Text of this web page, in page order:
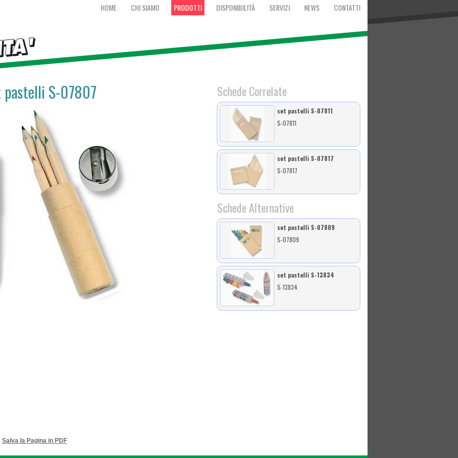
HOME CHI SIAMO PRODOTTI DISPONIBILITÀ SERVIZI NEWS CONTATTI
Schede Correlate
set pastelli S-07811
S-07811
set pastelli S-07817
S-07817
Schede Alternative
set pastelli S-07809
S-07809
set pastelli S-13834
S-13834
pastelli S-07807
Salva la Pagina in PDF